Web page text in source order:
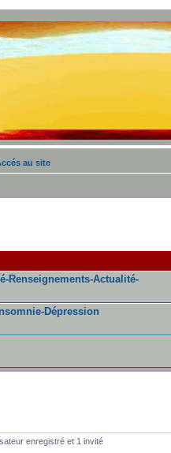
au site
Renseignements-Actualité-
Dépression
enregistré et 1 invité